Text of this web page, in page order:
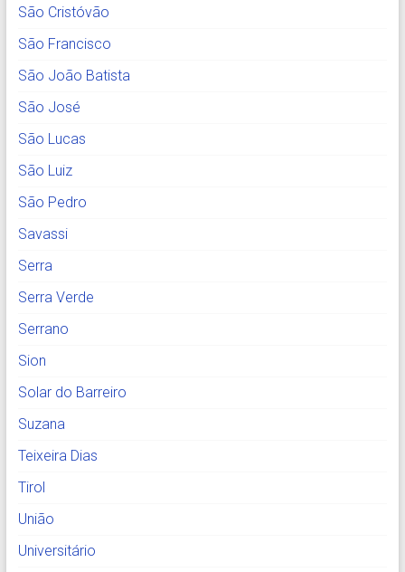
São Cristóvão
São Francisco
São João Batista
São José
São Lucas
São Luiz
São Pedro
Savassi
Serra
Serra Verde
Serrano
Sion
Solar do Barreiro
Suzana
Teixeira Dias
Tirol
União
Universitário